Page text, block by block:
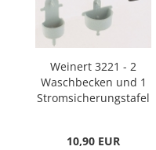
Weinert 3221 - 2
Waschbecken und 1
Stromsicherungstafel
10,90 EUR